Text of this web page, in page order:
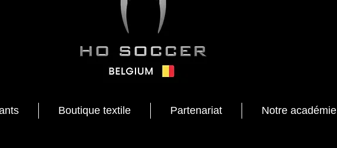
Boutique textile Partenariat Notre académie